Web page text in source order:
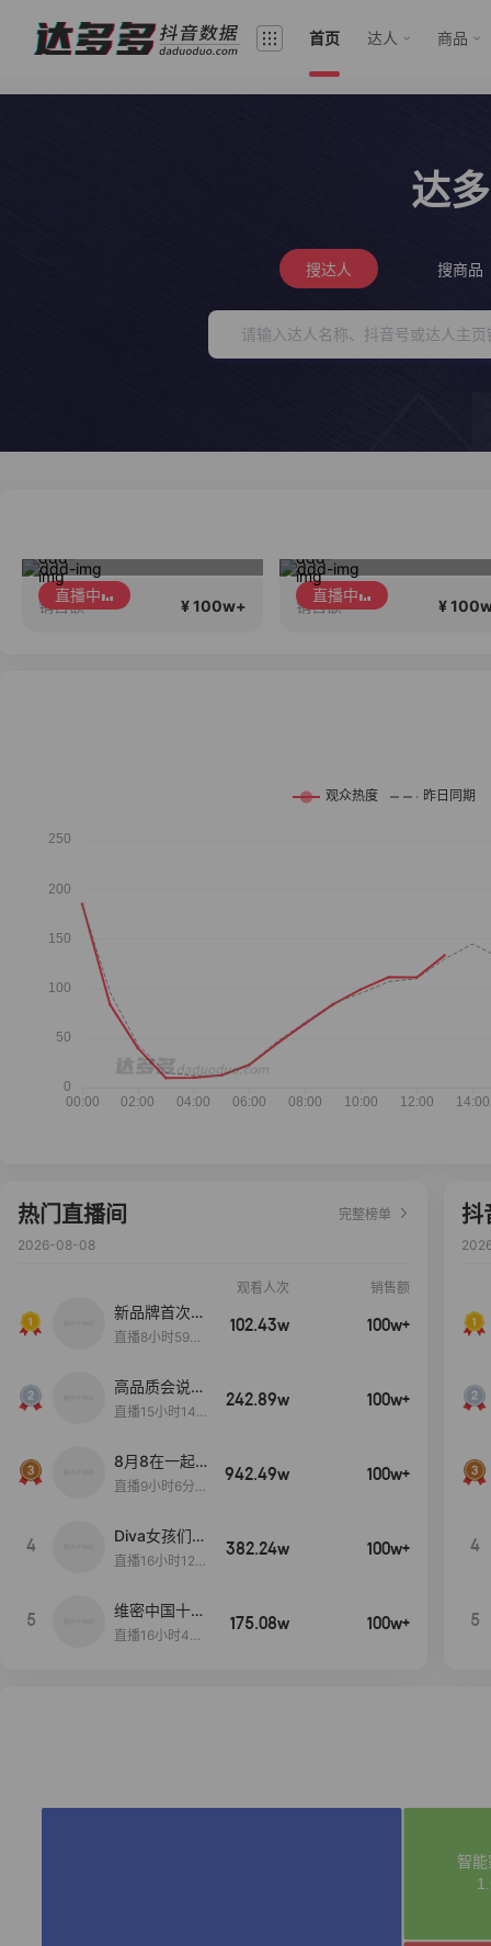
首页 达人 商品
达
搜达人 搜商品
直播中
销售额 ¥ 100w+
直播中
销售额 ¥
热门直播间
完整榜单
2026-08-08
观看人次 销售额
新品牌首次大
上新
直播8小时59分
102.43w 100w+
高品质会说
话….
直播15小时14
242.89w 100w+
8月8在一起
生日献礼盛典
直播9小时6分1
942.49w 100w+
4
Diva女孩们集
合啦~意大利
直播16小时12
382.24w 100w+
5
维密中国十周
年 与你如此
直播16小时48
175.08w 100w+
抖
4
5